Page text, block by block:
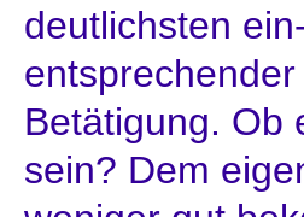
deutlichsten
Betätigung. Ob
sein? Dem